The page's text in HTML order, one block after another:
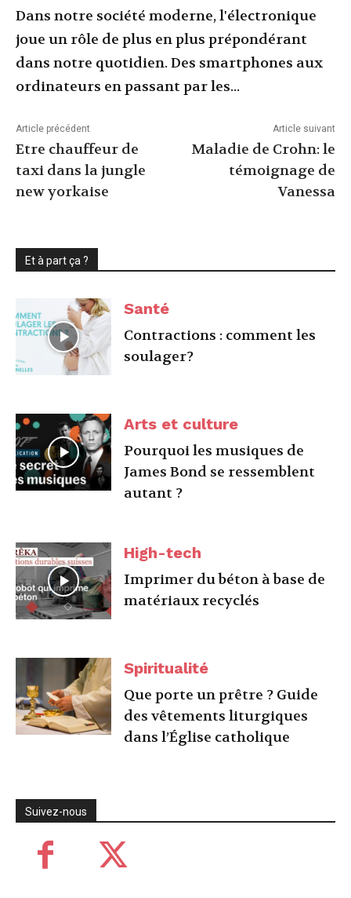
Dans notre société moderne, l'électronique
joue un rôle de plus en plus prépondérant
dans notre quotidien. Des smartphones aux
ordinateurs en passant par les...
Article précédent
Etre chauffeur de
taxi dans la jungle
new yorkaise
Article suivant
Maladie de Crohn: le
témoignage de
Vanessa
Et à part ça ?
Santé
Contractions : comment les
soulager?
Arts et culture
Pourquoi les musiques de
James Bond se ressemblent
autant ?
High-tech
Imprimer du béton à base de
matériaux recyclés
Spiritualité
Que porte un prêtre ? Guide
des vêtements liturgiques
dans l’Église catholique
Suivez-nous